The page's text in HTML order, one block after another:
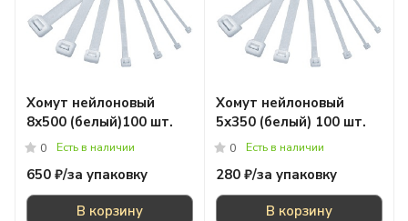
Xомут нейлоновый
8х500 (белый)100 шт.
0 Есть в наличии
650 ₽/за упаковку
В корзину
Xомут нейлоновый
5х350 (белый) 100 шт.
0 Есть в наличии
280 ₽/за упаковку
В корзину